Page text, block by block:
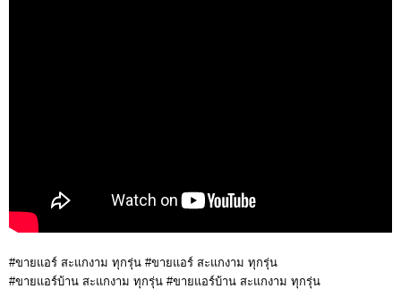
#ขายแอร์ สะแกงาม ทุกรุ่น #ขายแอร์ สะแกงาม ทุกรุ่น
#ขายแอร์บ้าน สะแกงาม ทุกรุ่น #ขายแอร์บ้าน สะแกงาม ทุกรุ่น